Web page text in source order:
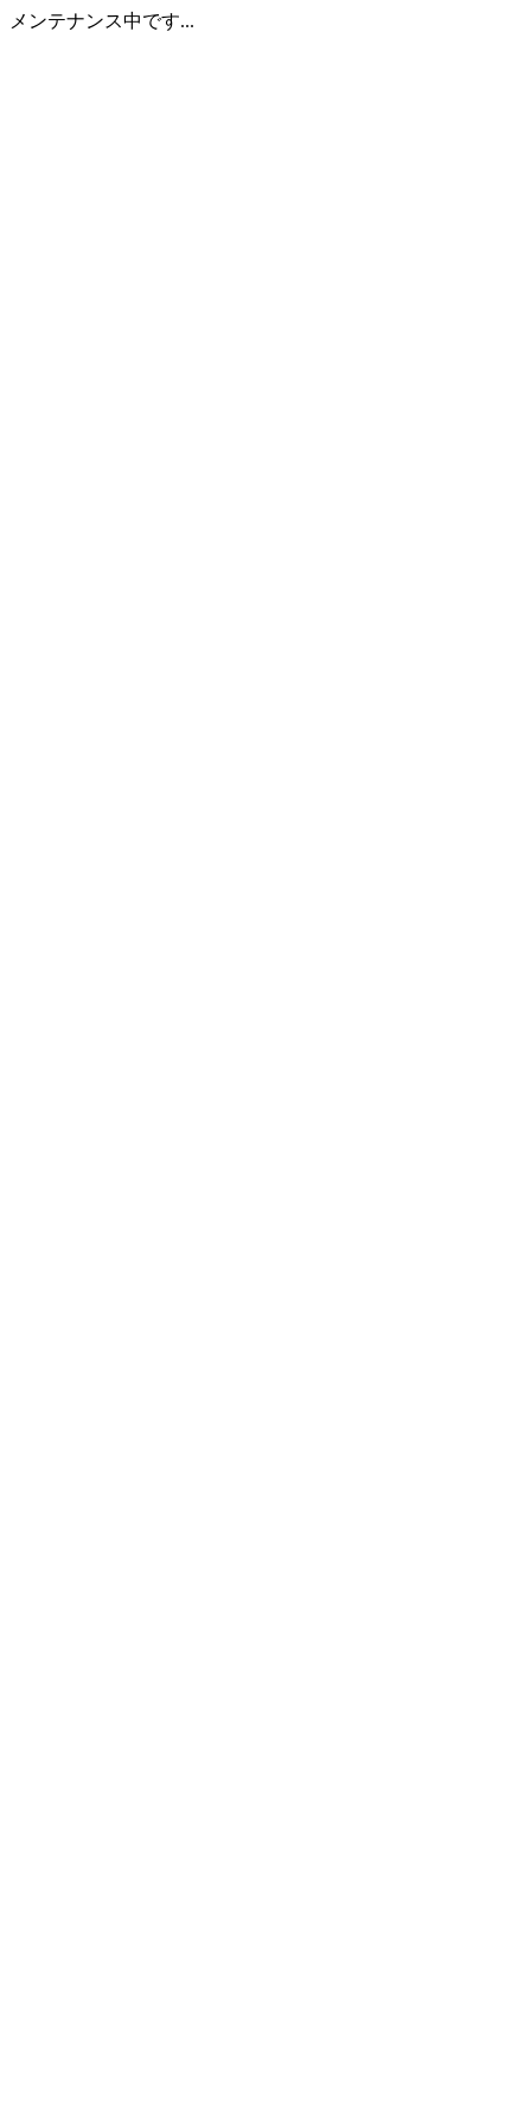
メンテナンス中です...